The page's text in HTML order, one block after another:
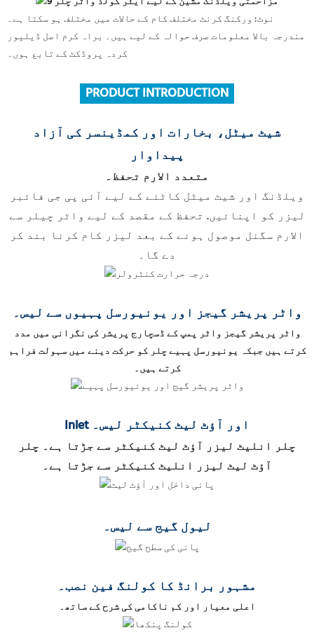
نوٹ: ورکنگ کرنٹ مختلف کام کے حالات میں مختلف ہو سکتا ہے۔
مندرجہ بالا معلومات صرف حوالہ کے لیے ہیں۔ براہ کرم اصل ڈیلیور
کردہ پروڈکٹ کے تابع ہوں۔
PRODUCT INTRODUCTION
شیٹ میٹل، بخارات اور کمڈینسر کی آزاد
پیداوار
متعدد الارم تحفظ۔
ویلڈنگ اور شیٹ میٹل کاٹنے کے لیے آئی پی جی فائبر
لیزر کو اپنائیں. تحفظ کے مقصد کے لیے واٹر چیلر سے
الارم سگنل موصول ہونے کے بعد لیزر کام کرنا بند کر
دے گا۔
واٹر پریشر گیجز اور یونیورسل پہیوں سے لیس۔
واٹر پریشر گیجز واٹر پمپ کے ڈسچارج پریشر کی نگرانی میں مدد
کرتے ہیں جبکہ یونیورسل پہیے چلر کو حرکت دینے میں سہولت فراہم
کرتے ہیں۔
Inlet اور آؤٹ لیٹ کنیکٹر لیس۔
چلر انلیٹ لیزر آؤٹ لیٹ کنیکٹر سے جڑتا ہے۔ چلر
آؤٹ لیٹ لیزر انلیٹ کنیکٹر سے جڑتا ہے۔
لیول گیج سے لیس۔
مشہور برانڈ کا کولنگ فین نصب۔
اعلی معیار اور کم ناکامی کی شرح کے ساتھ۔